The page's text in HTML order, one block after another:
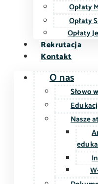
Opłaty
Opłaty
Opłaty
Rekrutacja
Kontakt
O nas
Słowo
Nasze